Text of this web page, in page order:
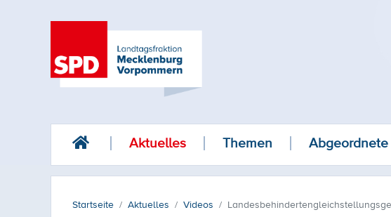
Aktuelles Themen Abgeordnete
Startseite Aktuelles Videos